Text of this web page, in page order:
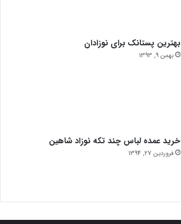
بهترین پستانک برای نوزادان
بهمن 9, 1393
خرید عمده لباس چند تکه نوزاد شاهین
فروردین 27, 1394